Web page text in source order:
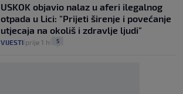
USKOK objavio nalaz u aferi ilegalnog
otpada u Lici: "Prijeti širenje i povećanje
utjecaja na okoliš i zdravlje ljudi"
VIJESTI prije 1 h 5